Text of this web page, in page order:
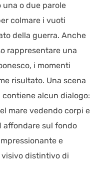
una o due parole
colmare i vuoti
della guerra. Anche
rappresentare una
i momenti
risultato. Una scena
alcun dialogo:
mare vedendo corpi e
affondare sul fondo
e
distintivo di